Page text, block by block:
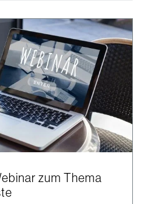
zum Thema